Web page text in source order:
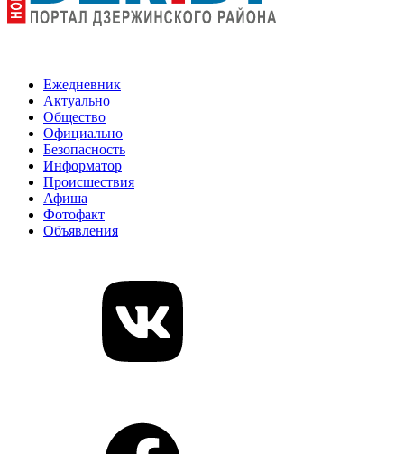
Ежедневник
Актуально
Общество
Официально
Безопасность
Информатор
Происшествия
Афиша
Фотофакт
Объявления